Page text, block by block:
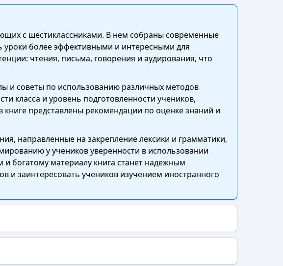
с шестиклассниками. В нем собраны современные
уроки более эффективными и интересными для
чтения, письма, говорения и аудирования, что
и советы по использованию различных методов
класса и уровень подготовленности учеников,
представлены рекомендации по оценке знаний и
направленные на закрепление лексики и грамматики,
у учеников уверенности в использовании
богатому материалу книга станет надежным
и заинтересовать учеников изучением иностранного